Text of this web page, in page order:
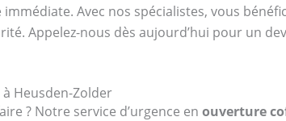
Avec nos spécialistes, vous
Appelez-nous dès aujourd’hui pour un
Heusden-Zolder
? Notre service d’urgence en ouverture